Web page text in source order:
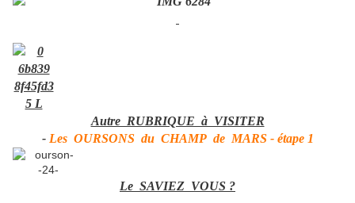
Autre RUBRIQUE à VISITER
- Les OURSONS du CHAMP de MARS - étape 1
Le SAVIEZ VOUS ?